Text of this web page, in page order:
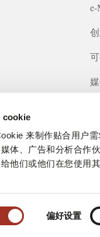
cookie
来制作贴合用户
体、广告和分析合作
他们或他们在您使用
偏好设置
e-